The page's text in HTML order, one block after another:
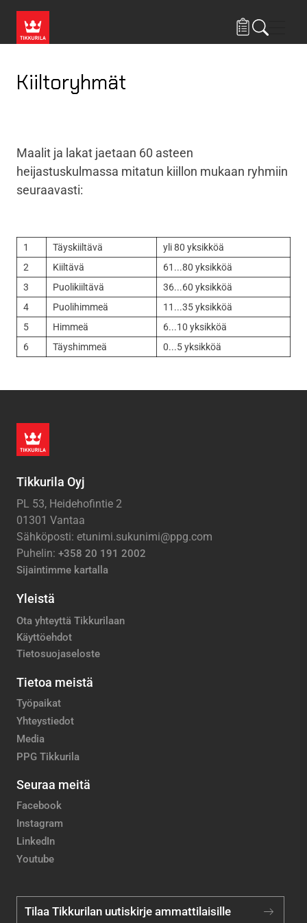
Kiiltoryhmät
Maalit ja lakat jaetaan 60 asteen
heijastuskulmassa mitatun kiillon mukaan ryhmiin
seuraavasti:
1 Täyskiiltävä
yli 80 yksikköä
2
Kiiltävä
61...80 yksikköä
3
Puolikiiltävä
36...60 yksikköä
4
Puolihimmeä
11...35 yksikköä
5
Himmeä
6...10 yksikköä
6
Täyshimmeä 0...5 yksikköä
Tikkurila Oyj
PL 53, Heidehofintie 2
01301 Vantaa
Sähköposti: etunimi.sukunimi@ppg.com
Puhelin: +358 20 191 2002
Sijaintimme kartalla
Yleistä
Ota yhteyttä Tikkurilaan
Käyttöehdot
Tietosuojaseloste
Tietoa meistä
Työpaikat
Yhteystiedot
Media
PPG Tikkurila
Seuraa meitä
Facebook
Instagram
LinkedIn
Youtube
Tilaa Tikkurilan uutiskirje ammattilaisille